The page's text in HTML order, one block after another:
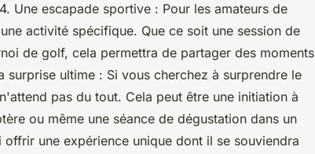
Une escapade sportive : Pour les amateurs de
activité spécifique. Que ce soit une session de
de golf, cela permettra de partager des moments
ultime : Si vous cherchez à surprendre le
pas du tout. Cela peut être une initiation à
ou même une séance de dégustation dans un
une expérience unique dont il se souviendra